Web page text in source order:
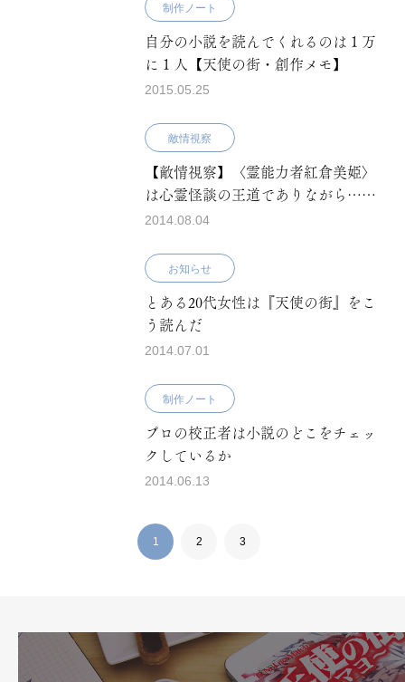
制作ノート
自分の小説を読んでくれるのは１万
に１人【天使の街・創作メモ】
2015.05.25
敵情視察
【敵情視察】〈霊能力者紅倉美姫〉
は心霊怪談の王道でありながら……
2014.08.04
お知らせ
とある20代女性は『天使の街』をこ
う読んだ
2014.07.01
制作ノート
プロの校正者は小説のどこをチェッ
クしているか
2014.06.13
1 2 3